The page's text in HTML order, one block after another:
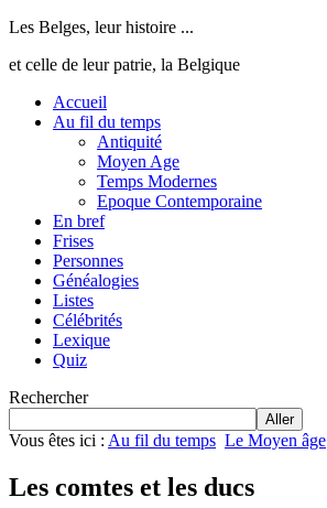
Les Belges, leur histoire ...
et celle de leur patrie, la Belgique
Accueil
Au fil du temps
Antiquité
Moyen Age
Temps Modernes
Epoque Contemporaine
En bref
Frises
Personnes
Généalogies
Listes
Célébrités
Lexique
Quiz
Rechercher
Aller
Vous êtes ici : Au fil du temps Le Moyen âge
Les comtes et les ducs